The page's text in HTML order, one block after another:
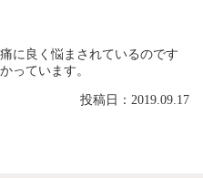
に良く悩まされているのです
っています。
投稿日：2019.09.17